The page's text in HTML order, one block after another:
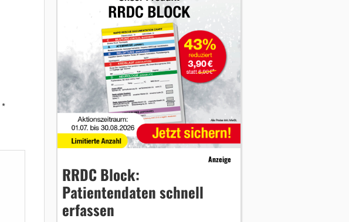
*
Anzeige
RRDC Block:
Patientendaten schnell
erfassen